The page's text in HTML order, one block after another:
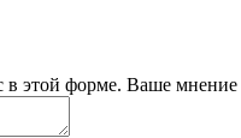
в этой форме. Ваше